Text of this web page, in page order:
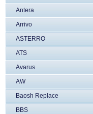
Antera
Arrivo
ASTERRO
ATS
Avarus
AW
Baosh Replace
BBS